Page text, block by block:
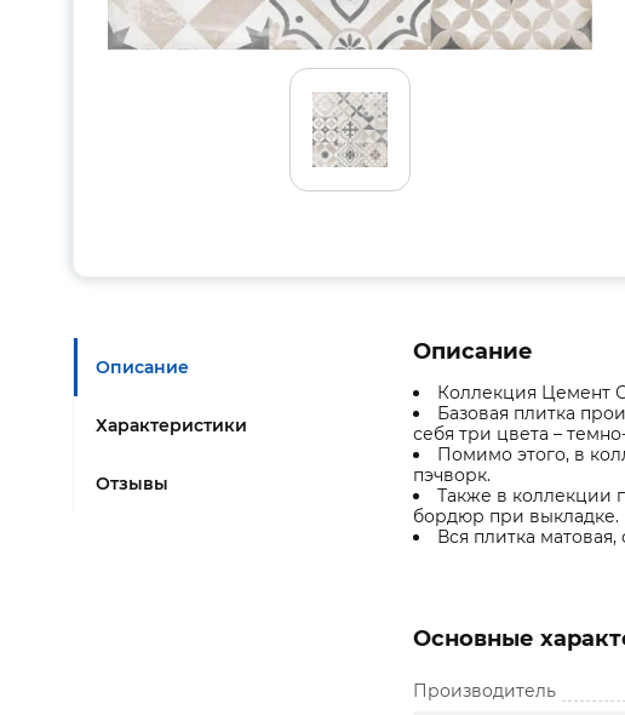
Описание
Характеристики
Отзывы
Описание
Коллекция Цемент
Базовая плитка
себя три цвета –
Помимо этого, в
пэчворк.
Также в коллекции
бордюр при выкладке.
Вся плитка
Основные
Производитель